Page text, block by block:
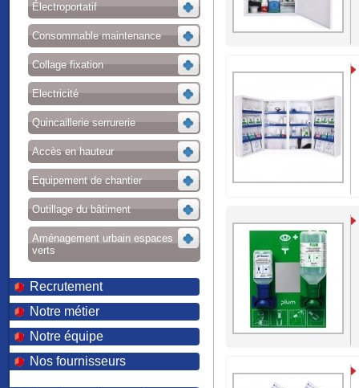
Électroportatif
Consommable maintenance
Collage fixation
Electricité
Quincaillerie serrurerie
Accès en hauteur
Equipement de chantier
Outillage du bâtiment
Aménagement urbain espaces
verts
Recrutement
Notre métier
Notre équipe
Nos fournisseurs